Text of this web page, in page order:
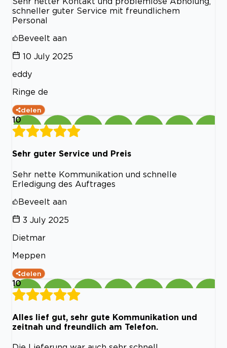
schneller guter Service mit freundlichem
Personal
Beveelt aan
10 July 2025
eddy
Ringe de
delen
10
Sehr guter Service und Preis
Sehr nette Kommunikation und schnelle
Erledigung des Auftrages
Beveelt aan
3 July 2025
Dietmar
Meppen
delen
10
Alles lief gut, sehr gute Kommunikation und
zeitnah und freundlich am Telefon.